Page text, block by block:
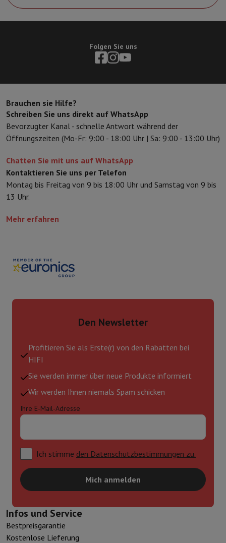
Sport, Gaming & Haustechnik
Gesamte Elektromobilität
Virtual-Reality-KopfhörerDrohne
SpielkonsolenRefurbished Konsolen
Infos & Beratung
Warum HiFi wählen
Kostenlose Lieferung10 VerkaufsstellenZufrieden oder Geld
Unsere Dienstleistungen Kostenlose Lieferung Abholung im
Häufig gestellte FragenKann ich mit der HIFI International
Folgen Sie uns
Brauchen sie Hilfe?
Schreiben Sie uns direkt auf WhatsApp
Bevorzugter Kanal - schnelle Antwort während der
Öffnungszeiten (Mo-Fr: 9:00 - 18:00 Uhr | Sa: 9:00 - 13:00 Uhr)
Chatten Sie mit uns auf WhatsApp
Kontaktieren Sie uns per Telefon
Montag bis Freitag von 9 bis 18:00 Uhr und Samstag von 9 bis
13 Uhr.
Mehr erfahren
Den Newsletter
Profitieren Sie als Erste(r) von den Rabatten bei
HIFI
Sie werden immer über neue Produkte informiert
Wir werden Ihnen niemals Spam schicken
Ihre E-Mail-Adresse
Ich stimme den Datenschutzbestimmungen zu.
Mich anmelden
Infos und Service
Bestpreisgarantie
Kostenlose Lieferung